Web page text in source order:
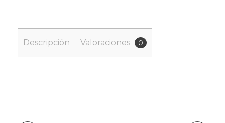
Descripción Valoraciones 0